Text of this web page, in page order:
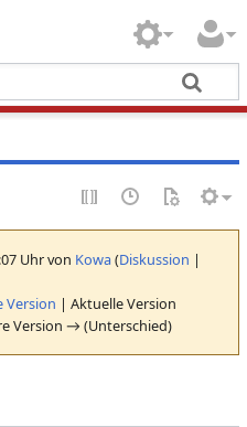
Uhr von Kowa(Diskussion |
| Aktuelle Version
Version → (Unterschied)